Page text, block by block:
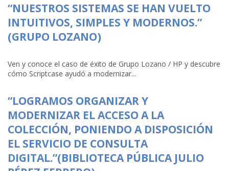
“NUESTROS SISTEMAS SE HAN VUELTO
INTUITIVOS, SIMPLES Y MODERNOS.”
(GRUPO LOZANO)
Ven y conoce el caso de éxito de Grupo Lozano / HP y descubre
cómo Scriptcase ayudó a modernizar...
“LOGRAMOS ORGANIZAR Y
MODERNIZAR EL ACCESO A LA
COLECCIÓN, PONIENDO A DISPOSICIÓN
EL SERVICIO DE CONSULTA
DIGITAL.”(BIBLIOTECA PÚBLICA JULIO